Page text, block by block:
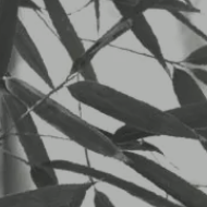
LUNCHメニュ
ンチメニュー